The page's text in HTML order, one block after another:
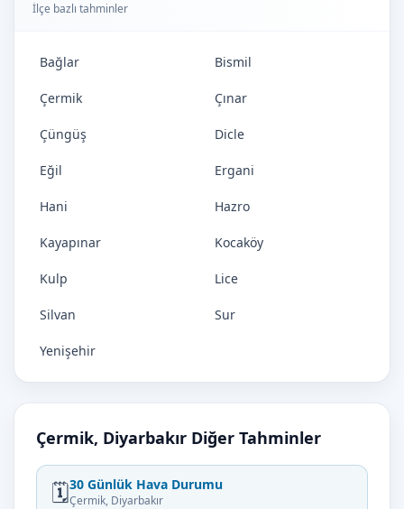
İlçe bazlı tahminler
Bağlar Bismil
Çermik Çınar
Çüngüş Dicle
Eğil Ergani
Hani Hazro
Kayapınar Kocaköy
Kulp Lice
Silvan Sur
Yenişehir
Çermik, Diyarbakır Diğer Tahminler
🗓️30 Günlük Hava Durumu
Çermik, Diyarbakır